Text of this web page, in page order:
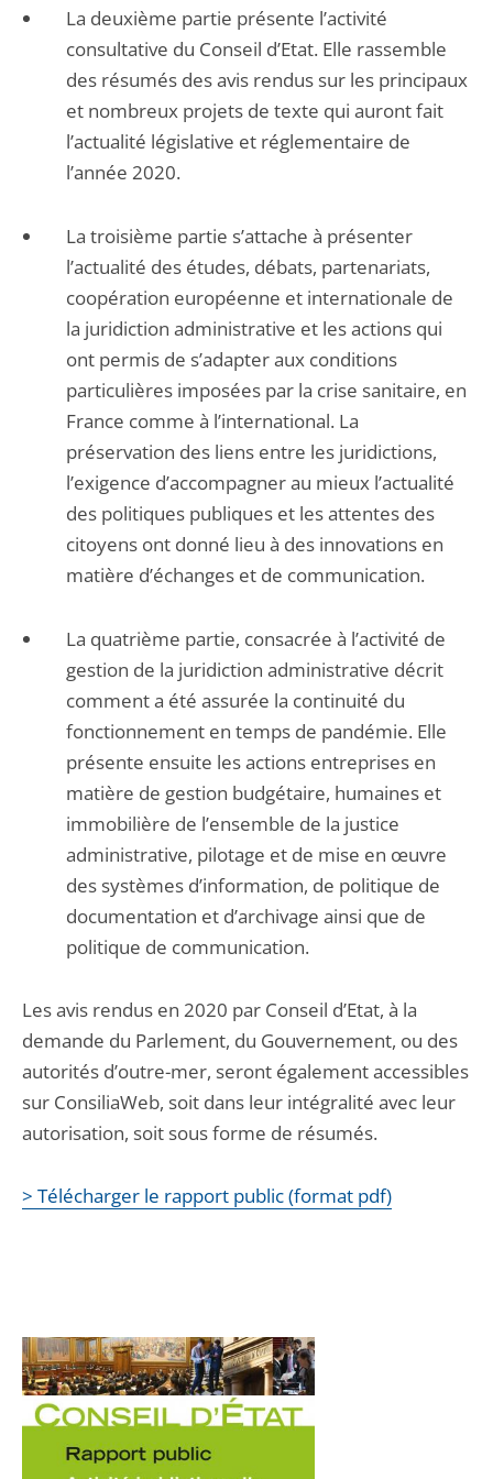
La deuxième partie présente l’activité
consultative du Conseil d’Etat. Elle rassemble
des résumés des avis rendus sur les principaux
et nombreux projets de texte qui auront fait
l’actualité législative et réglementaire de
l’année 2020.
La troisième partie s’attache à présenter
l’actualité des études, débats, partenariats,
coopération européenne et internationale de
la juridiction administrative et les actions qui
ont permis de s’adapter aux conditions
particulières imposées par la crise sanitaire, en
France comme à l’international. La
préservation des liens entre les juridictions,
l’exigence d’accompagner au mieux l’actualité
des politiques publiques et les attentes des
citoyens ont donné lieu à des innovations en
matière d’échanges et de communication.
La quatrième partie, consacrée à l’activité de
gestion de la juridiction administrative décrit
comment a été assurée la continuité du
fonctionnement en temps de pandémie. Elle
présente ensuite les actions entreprises en
matière de gestion budgétaire, humaines et
immobilière de l’ensemble de la justice
administrative, pilotage et de mise en œuvre
des systèmes d’information, de politique de
documentation et d’archivage ainsi que de
politique de communication.
Les avis rendus en 2020 par Conseil d’Etat, à la
demande du Parlement, du Gouvernement, ou des
autorités d’outre-mer, seront également accessibles
sur ConsiliaWeb, soit dans leur intégralité avec leur
autorisation, soit sous forme de résumés.
> Télécharger le rapport public (format pdf)